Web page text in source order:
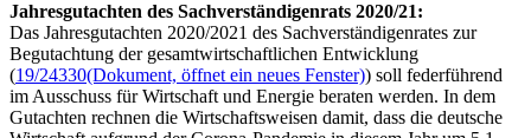
Jahresgutachten des Sachverständigenrats 2020/21:
Das Jahresgutachten 2020/2021 des Sachverständigenrates zur
Begutachtung der gesamtwirtschaftlichen Entwicklung
(19/24330(Dokument, öffnet ein neues Fenster)) soll federführend
im Ausschuss für Wirtschaft und Energie beraten werden. In dem
Gutachten rechnen die Wirtschaftsweisen damit, dass die deutsche